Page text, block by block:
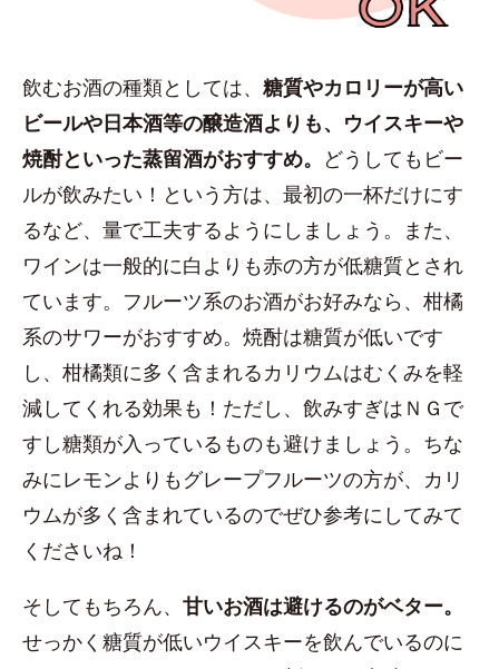
飲むお酒の種類としては、 糖質やカロリーが高い
ビールや日本酒等の醸造酒よりも、ウイスキーや
焼酎といった蒸留酒がおすすめ。 どうしてもビー
ルが飲みたい！という方は、最初の一杯だけにす
るなど、量で工夫するようにしましょう。また、
ワインは一般的に白よりも赤の方が低糖質とされ
ています。フルーツ系のお酒がお好みなら、柑橘
系のサワーがおすすめ。焼酎は糖質が低いです
し、柑橘類に多く含まれるカリウムはむくみを軽
減してくれる効果も！ただし、飲みすぎはＮＧで
すし糖類が入っているものも避けましょう。ちな
みにレモンよりもグレープフルーツの方が、カリ
ウムが多く含まれているのでぜひ参考にしてみて
くださいね！
そしてもちろん、 甘いお酒は避けるのがベター。
せっかく糖質が低いウイスキーを飲んでいるのに